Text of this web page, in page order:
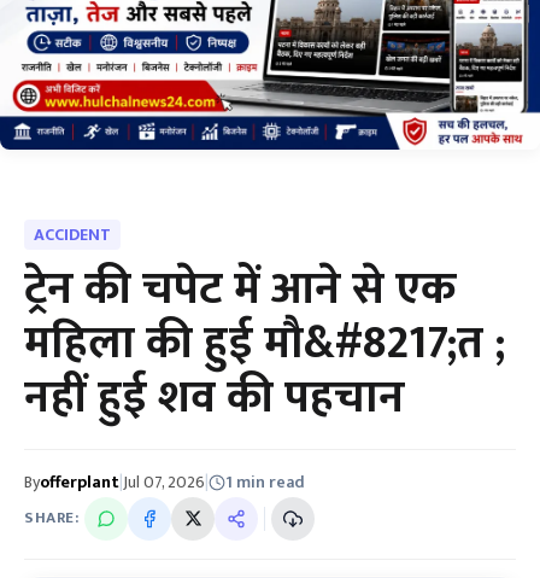
ACCIDENT
ट्रेन की चपेट में आने से एक
महिला की हुई मौ&#8217;त ;
नहीं हुई शव की पहचान
Byofferplant|Jul 07, 2026| 1 min read
SHARE: